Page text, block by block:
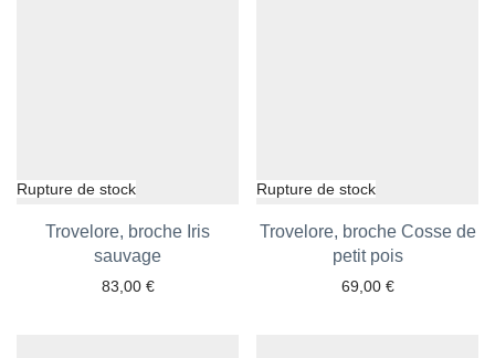
Trovelore, broche Iris
sauvage
83,00 €
Ajouter aux favoris
Trovelore, broche Cosse de
petit pois
69,00 €
Ajouter aux favoris